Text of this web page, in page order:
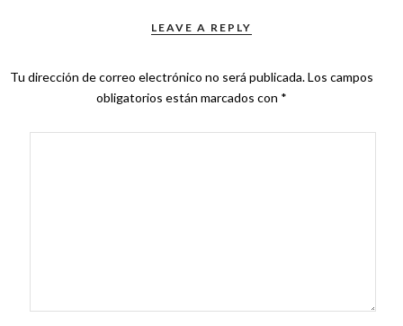
LEAVE A REPLY
Tu dirección de correo electrónico no será publicada.Los campos
obligatorios están marcados con *